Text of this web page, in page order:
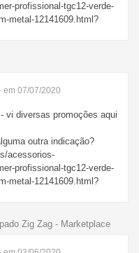
profissional-tgc12-verde-
metal-12141609.html?
em 07/07/2020
vi diversas promoções aqui
outra indicação?
acessorios-
profissional-tgc12-verde-
metal-12141609.html?
Zig Zag - Marketplace